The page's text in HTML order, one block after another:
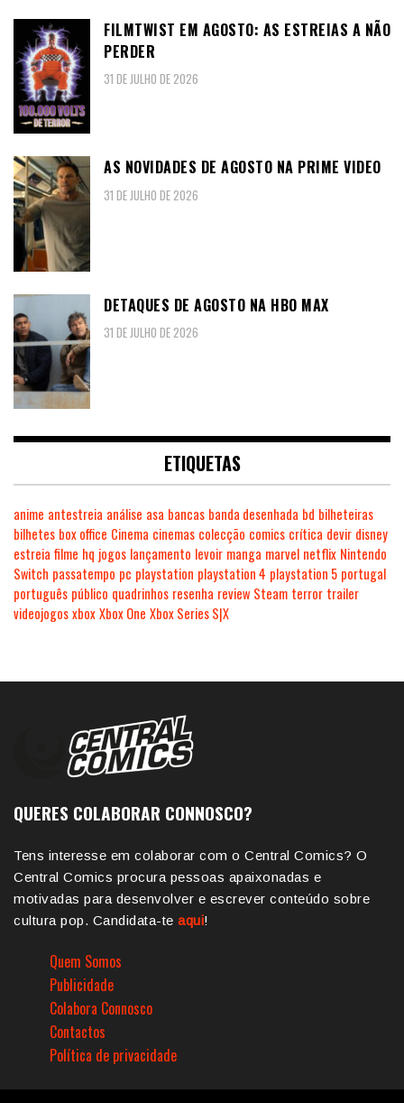
FILMTWIST EM AGOSTO: AS ESTREIAS A NÃO
PERDER
31 DE JULHO DE 2026
AS NOVIDADES DE AGOSTO NA PRIME VIDEO
31 DE JULHO DE 2026
DETAQUES DE AGOSTO NA HBO MAX
31 DE JULHO DE 2026
ETIQUETAS
anime antestreia análise asa bancas banda desenhada bd bilheteiras
bilhetes box office Cinema cinemas colecção comics crítica devir disney
estreia filme hq jogos lançamento levoir manga marvel netflix Nintendo
Switch passatempo pc playstation playstation 4 playstation 5 portugal
português público quadrinhos resenha review Steam terror trailer
videojogosxboxXbox One Xbox Series S|X
QUERES COLABORAR CONNOSCO?
Tens interesse em colaborar com o Central Comics? O
Central Comics procura pessoas apaixonadas e
motivadas para desenvolver e escrever conteúdo sobre
cultura pop. Candidata-te aqui!
Quem Somos
Publicidade
Colabora Connosco
Contactos
Política de privacidade